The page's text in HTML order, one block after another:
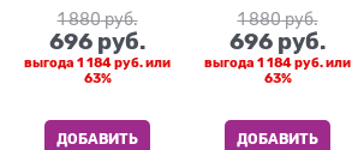
1 880 руб.
696 руб.
выгода 1 184 руб.или
63%
ДОБАВИТЬ
1 880 руб.
696 руб.
выгода 1 184 руб.или
63%
ДОБАВИТЬ